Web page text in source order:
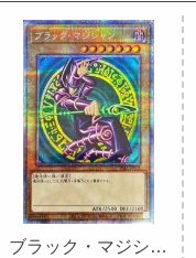
ブラック・マジシャン